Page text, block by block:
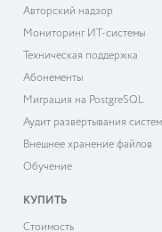
Авторский надзор
Мониторинг ИТ-системы
Техническая поддержка
Абонементы
Миграция на PostgreSQL
Аудит развёртывания
Внешнее хранение файлов
Обучение
КУПИТЬ
Cтоимость